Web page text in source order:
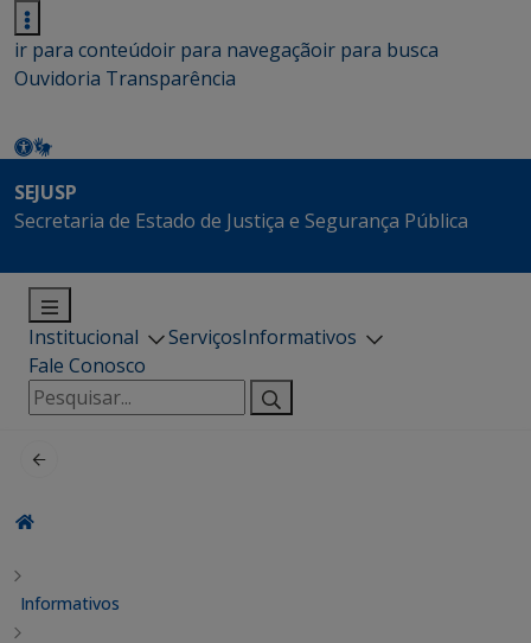
ir para conteúdoir para navegaçãoir para busca
Ouvidoria Transparência
SEJUSP
Secretaria de Estado de Justiça e Segurança Pública
Institucional ServiçosInformativos
Fale Conosco
Pesquisar
por:
Informativos